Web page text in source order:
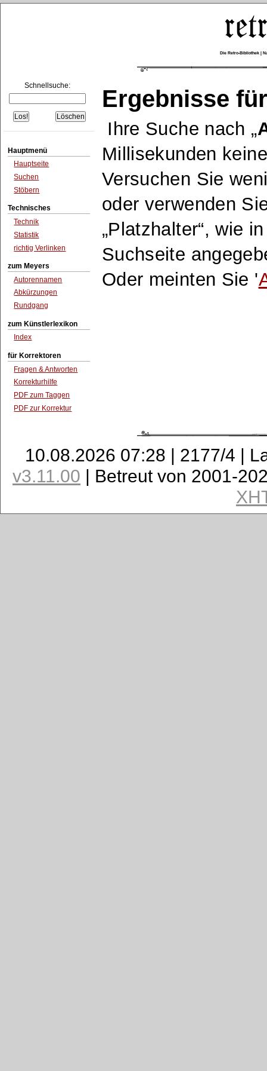
Die Retro-Bibliothek |
Schnellsuche:
Hauptmenü
Hauptseite
Suchen
Stöbern
Technisches
Technik
Statistik
richtig Verlinken
zum Meyers
Autorennamen
Abkürzungen
Rundgang
zum Künstlerlexikon
Index
für Korrektoren
Fragen & Antworten
Korrekturhilfe
PDF zum Taggen
PDF zur Korrektur
Ergebnisse
Ihre Suche nach
Millisekunden
Versuchen Sie
oder verwenden
Platzhalter , wie
Suchseite
Oder meinten Sie '
10.08.2026 07:28 | 2177/4 |
v3.11.00 | Betreut von 2001-